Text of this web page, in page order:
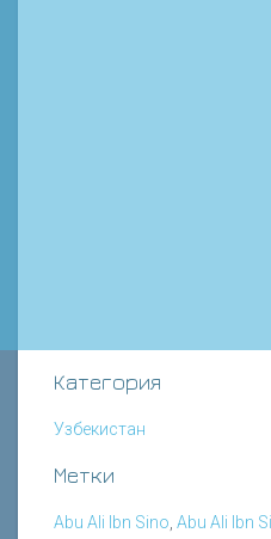
Категория
Узбекистан
Метки
Abu Ali Ibn Sino, Abu Ali Ibn